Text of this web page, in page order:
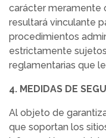
carácter meramente
resultará vinculante
procedimientos
estrictamente
reglamentarias que
4. MEDIDAS DE
Al objeto de
que soportan los